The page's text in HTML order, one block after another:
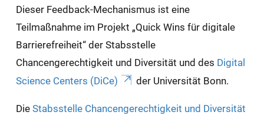
Dieser Feedback-Mechanismus ist eine
Teilmaßnahme im Projekt „Quick Wins für digitale
Barrierefreiheit“ der Stabsstelle
Chancengerechtigkeit und Diversität und des Digital
Science Centers (DiCe)
der Universität Bonn.
Die Stabsstelle Chancengerechtigkeit und Diversität